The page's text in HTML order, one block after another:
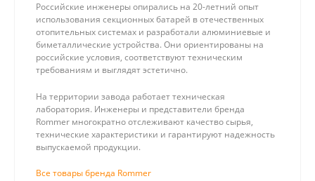
Российские инженеры опирались на 20-летний опыт
использования секционных батарей в отечественных
отопительных системах и разработали алюминиевые и
биметаллические устройства. Они ориентированы на
российские условия, соответствуют техническим
требованиям и выглядят эстетично.
На территории завода работает техническая
лаборатория. Инженеры и представители бренда
Rommer многократно отслеживают качество сырья,
технические характеристики и гарантируют надежность
выпускаемой продукции.
Все товары бренда Rommer